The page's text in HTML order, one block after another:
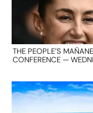
THE PEOPLE’S
CONFERENCE —